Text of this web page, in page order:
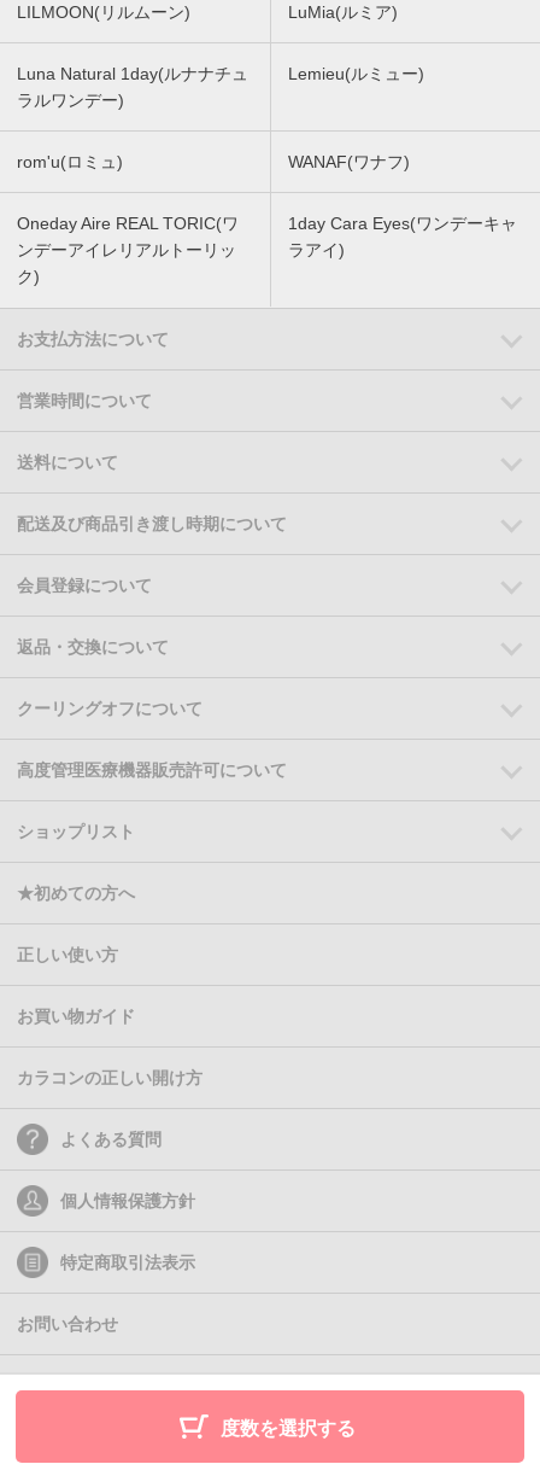
度数を選択する
LILMOON(リルムーン) LuMia(ルミア)
Luna Natural 1day(ルナナチュ
ラルワンデー)
Lemieu(ルミュー)
rom'u(ロミュ) WANAF(ワナフ)
Oneday Aire REAL TORIC(ワ
ンデーアイレリアルトーリッ
ク)
1day Cara Eyes(ワンデーキャ
ラアイ)
お支払方法について
営業時間について
送料について
配送及び商品引き渡し時期について
会員登録について
返品・交換について
クーリングオフについて
高度管理医療機器販売許可について
ショップリスト
★初めての方へ
正しい使い方
お買い物ガイド
カラコンの正しい開け方
よくある質問
個人情報保護方針
特定商取引法表示
お問い合わせ
(C)2011- Queen Eyes